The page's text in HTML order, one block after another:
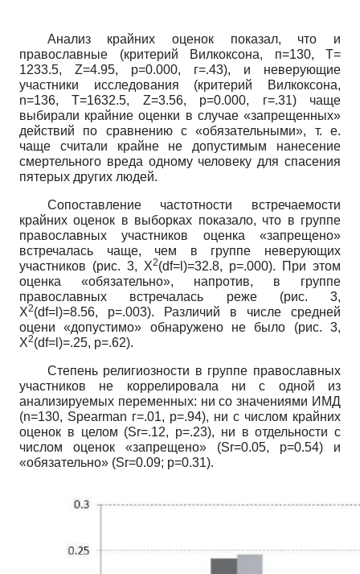
Анализ крайних оценок показал, что и
православные (критерий Вилкоксона, п=130, Т=
1233.5, Z=4.95, р=0.000, г=.43), и неверующие
участники исследования (критерий Вилкоксона,
n=136,Т=1632.5, Z=3.56, р=0.000, г=.31) чаще
выбирали крайние оценки в случае «запрещенных»
действий по сравнению с «обязательными», т. е.
чаще считали крайне не допустимым нанесение
смертельного вреда одному человеку для спасения
пятерых других людей.
Сопоставление частотности встречаемости
крайних оценок в выборках показало, что в группе
православных участников оценка «запрещено»
встречалась чаще, чем в группе неверующих
участников (рис. 3, X2(df=l)=32.8, р=.000). При этом
оценка «обязательно», напротив, в группе
православных встречалась реже (рис. 3,
X2(df=l)=8.56, р=.003). Различий в числе средней
оцени «допустимо» обнаружено не было (рис. 3,
X2(df=l)=.25, р=.62).
Степень религиозности в группе православных
участников не коррелировала ни с одной из
анализируемых переменных: ни со значениями ИМД
(n=130, Spearman г=.01, р=.94), ни с числом крайних
оценок в целом (Sr=.12, р=.23), ни в отдельности с
числом оценок «запрещено» (Sr=0.05, р=0.54) и
«обязательно» (Sr=0.09; р=0.31).